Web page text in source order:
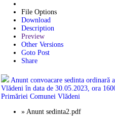
File Options
Download
Description
Preview
Other Versions
Goto Post
Share
Anunt convoacare sedinta ordinară
Vlădeni în data de 30.05.2023, ora
Primăriei Comunei Vlădeni
» Anunt sedinta2.pdf